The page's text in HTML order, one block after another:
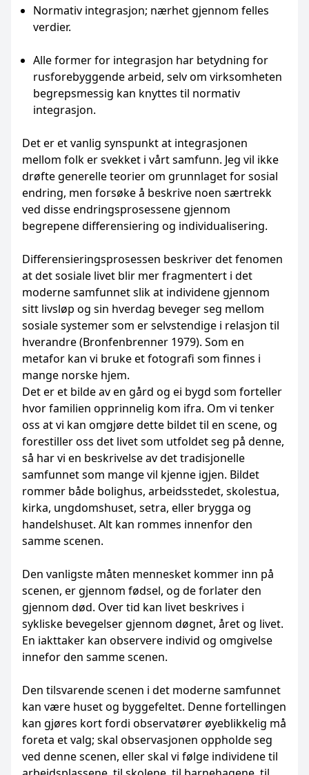
Normativ integrasjon; nærhet gjennom felles
verdier.
Alle former for integrasjon har betydning for
rusforebyggende arbeid, selv om virksomheten
begrepsmessig kan knyttes til normativ
integrasjon.
Det er et vanlig synspunkt at integrasjonen
mellom folk er svekket i vårt samfunn. Jeg vil ikke
drøfte generelle teorier om grunnlaget for sosial
endring, men forsøke å beskrive noen særtrekk
ved disse endringsprosessene gjennom
begrepene differensiering og individualisering.
Differensieringsprosessen beskriver det fenomen
at det sosiale livet blir mer fragmentert i det
moderne samfunnet slik at individene gjennom
sitt livsløp og sin hverdag beveger seg mellom
sosiale systemer som er selvstendige i relasjon til
hverandre (Bronfenbrenner 1979). Som en
metafor kan vi bruke et fotografi som finnes i
mange norske hjem.
Det er et bilde av en gård og ei bygd som forteller
hvor familien opprinnelig kom ifra. Om vi tenker
oss at vi kan omgjøre dette bildet til en scene, og
forestiller oss det livet som utfoldet seg på denne,
så har vi en beskrivelse av det tradisjonelle
samfunnet som mange vil kjenne igjen. Bildet
rommer både bolighus, arbeidsstedet, skolestua,
kirka, ungdomshuset, setra, eller brygga og
handelshuset. Alt kan rommes innenfor den
samme scenen.
Den vanligste måten mennesket kommer inn på
scenen, er gjennom fødsel, og de forlater den
gjennom død. Over tid kan livet beskrives i
sykliske bevegelser gjennom døgnet, året og livet.
En iakttaker kan observere individ og omgivelse
innefor den samme scenen.
Den tilsvarende scenen i det moderne samfunnet
kan være huset og byggefeltet. Denne fortellingen
kan gjøres kort fordi observatører øyeblikkelig må
foreta et valg; skal observasjonen oppholde seg
ved denne scenen, eller skal vi følge individene til